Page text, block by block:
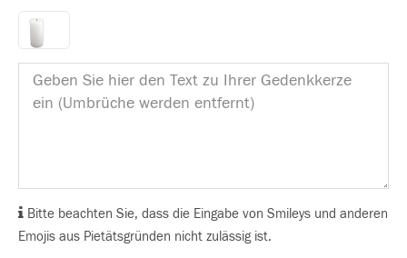
Bitte beachten Sie, dass die Eingabe von Smileys und anderen
Emojis aus Pietätsgründen nicht zulässig ist.